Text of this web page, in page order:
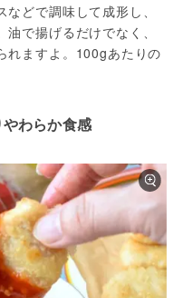
どで調味して成形し、
で揚げるだけでなく、
れますよ。100gあたりの
わらか食感